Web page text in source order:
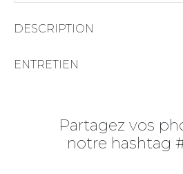
DESCRIPTION
ENTRETIEN
Partagez vos
notre hashtag